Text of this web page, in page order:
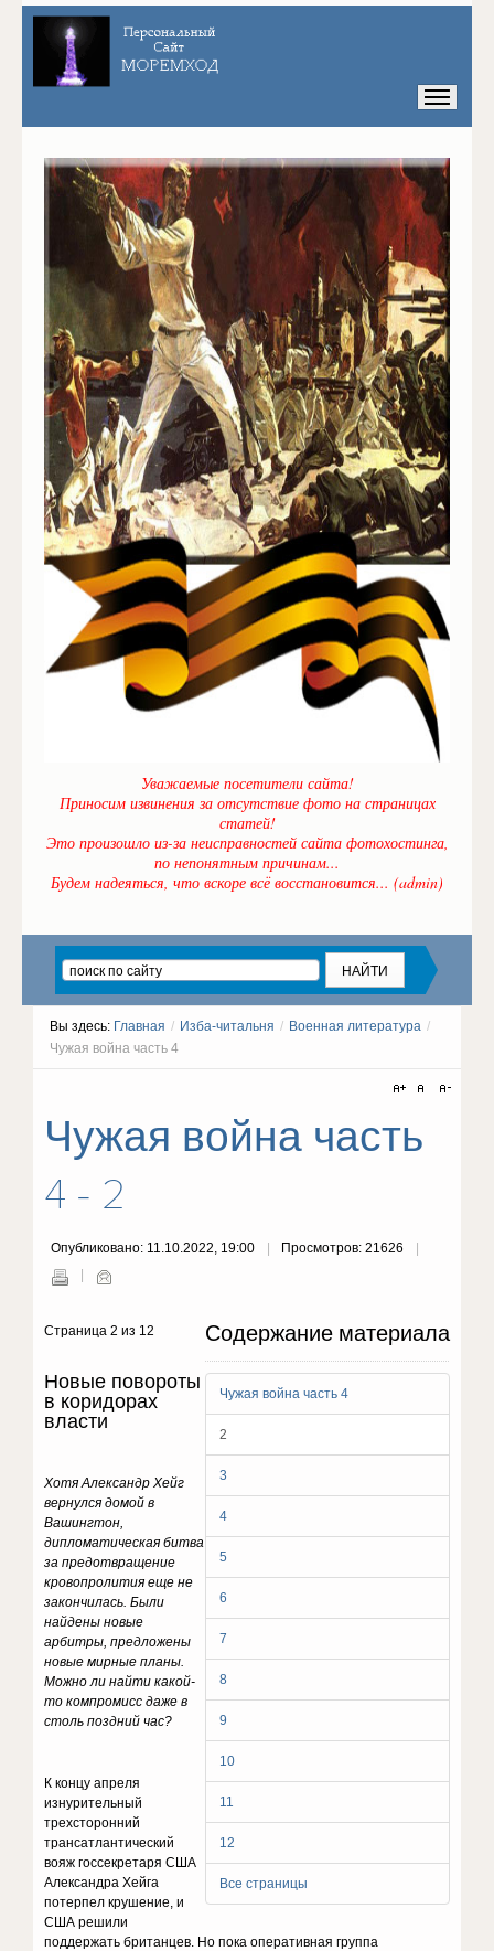
Уважаемые посетители сайта!
Приносим извинения за отсутствие фото на страницах
статей!
Это произошло из-за неисправностей сайта фотохостинга,
по непонятным причинам...
Будем надеяться, что вскоре всё восстановится... (admin)
Вы здесь: Главная / Изба-читальня / Военная литература /
Чужая война часть 4
Чужая война часть
4 - 2
Опубликовано: 11.10.2022, 19:00 Просмотров: 21626
Содержание материала
Чужая война часть 4
2
3
4
5
6
7
8
9
10
11
12
Все страницы
Страница 2 из 12
Новые повороты
в коридорах
власти
Хотя Александр Хейг
вернулся домой в
Вашингтон,
дипломатическая битва
за предотвращение
кровопролития еще не
закончилась. Были
найдены новые
арбитры, предложены
новые мирные планы.
Можно ли найти какой-
то компромисс даже в
столь поздний час?
К концу апреля
изнурительный
трехсторонний
трансатлантический
вояж госсекретаря США
Александра Хейга
потерпел крушение, и
США решили
поддержать британцев. Но пока оперативная группа